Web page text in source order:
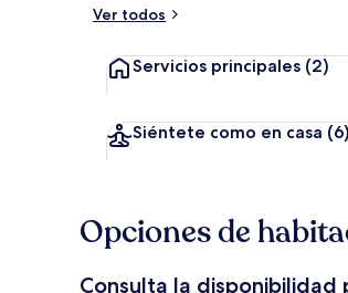
Ver todos
Servicios principales (2)
Siéntete como en casa (6)
Opciones de
Consulta la disponibilidad